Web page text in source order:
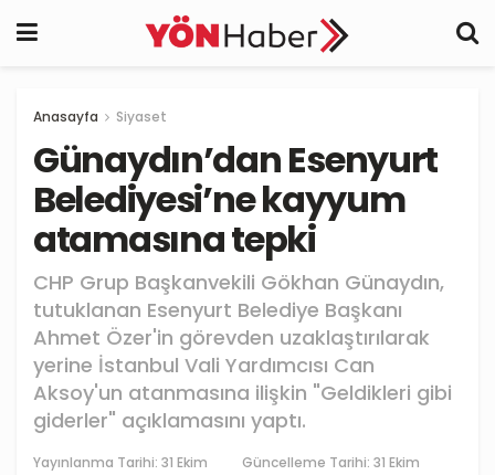
Anasayfa Siyaset
Günaydın’dan Esenyurt
Belediyesi’ne kayyum
atamasına tepki
CHP Grup Başkanvekili Gökhan Günaydın,
tutuklanan Esenyurt Belediye Başkanı
Ahmet Özer'in görevden uzaklaştırılarak
yerine İstanbul Vali Yardımcısı Can
Aksoy'un atanmasına ilişkin "Geldikleri gibi
giderler" açıklamasını yaptı.
Yayınlanma Tarihi: 31 Ekim
Güncelleme Tarihi: 31 Ekim